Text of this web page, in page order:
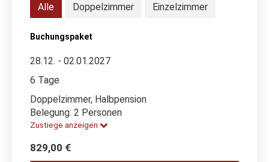
Alle Doppelzimmer Einzelzimmer
Buchungspaket
28.12. - 02.01.2027
6 Tage
Doppelzimmer, Halbpension
Belegung: 2 Personen
Zustiege anzeigen
829,00 €